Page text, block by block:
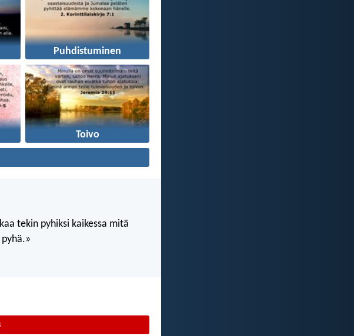
Puhdistuminen
Toivo
tekin pyhiksi kaikessa mitä